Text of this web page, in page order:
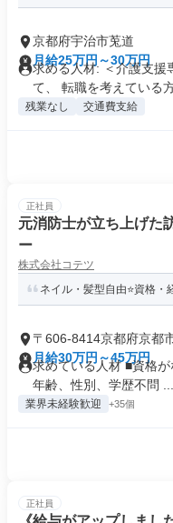
京都府宇治市莵道
月給25万円～30万円
求める人材: ＜介護支援
て、 転職を考えている方
残業なし 交通費支給
正社員
元消防士が立ち上げた
ー
株式会社コテツ
ネイル・髪型自由⭐️資格
〒606-8414京都府京都
町
月給30万円～45万円
求めている人材 ■資格
年齢、性別、学歴不問 ...
業界未経験歓迎 +35個
正社員